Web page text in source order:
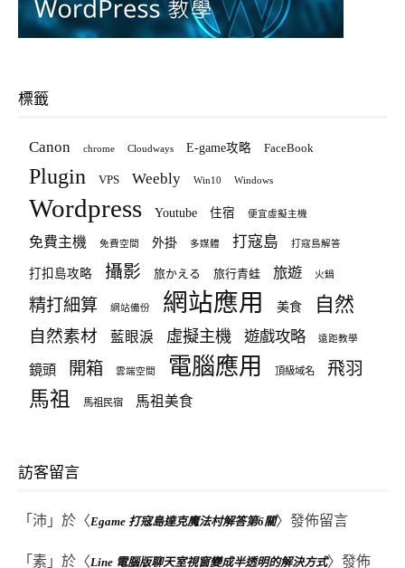
標籤
Canon chrome Cloudways E-game攻略 FaceBook
Plugin VPS Weebly Win10 Windows
Wordpress Youtube 住宿 便宜虛擬主機
免費主機 免費空間 外掛 多媒體 打寇島 打寇島解答
打扣島攻略 攝影 旅かえる 旅行青蛙 旅遊 火鍋
精打細算 網站備份 網站應用 美食 自然
自然素材 藍眼淚 虛擬主機 遊戲攻略 遠距教學
鏡頭 開箱 雲端空間 電腦應用 頂級域名 飛羽
馬祖 馬祖民宿 馬祖美食
訪客留言
「 沛 」於〈Egame 打寇島達克魔法村解答第6關〉發佈留言
「 素 」於〈Line 電腦版聊天室視窗變成半透明的解決方式〉發佈